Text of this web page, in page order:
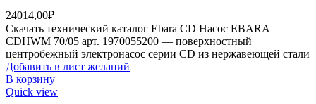
24014,00₽
Скачать технический каталог Ebara CD Насос EBARA
CDHWM 70/05 арт. 1970055200 — поверхностный
центробежный электронасос серии CD из нержавеющей стали
Добавить в лист желаний
В корзину
Quick view